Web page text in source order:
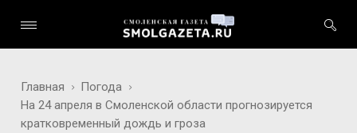
Главная
Погода
На 24 апреля в Смоленской области прогнозируется
кратковременный дождь и гроза